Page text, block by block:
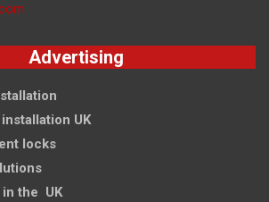
Advertising
UK
locks
in the UK